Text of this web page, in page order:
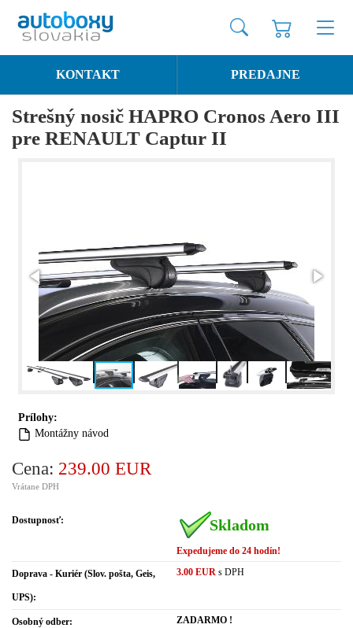
KONTAKT PREDAJNE
Strešný nosič HAPRO Cronos Aero III
pre RENAULT Captur II
Prílohy:
Montážny návod
Cena: 239.00 EUR
Vrátane DPH
Dostupnosť: Skladom
Expedujeme do 24 hodín!
Doprava - Kuriér (Slov. pošta, Geis,
UPS):
3.00 EUR s DPH
Osobný odber: ZADARMO !